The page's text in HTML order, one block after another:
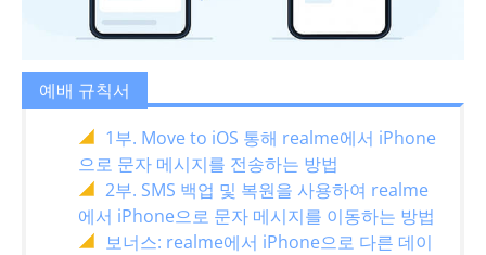
예배 규칙서
1부. Move to iOS 통해 realme에서 iPhone
으로 문자 메시지를 전송하는 방법
2부. SMS 백업 및 복원을 사용하여 realme
에서 iPhone으로 문자 메시지를 이동하는 방법
보너스: realme에서 iPhone으로 다른 데이